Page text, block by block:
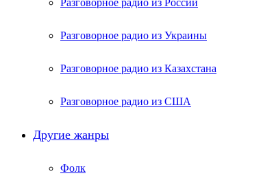
Разговорное радио из России
Разговорное радио из Украины
Разговорное радио из Казахстана
Разговорное радио из США
Другие жанры
Фолк